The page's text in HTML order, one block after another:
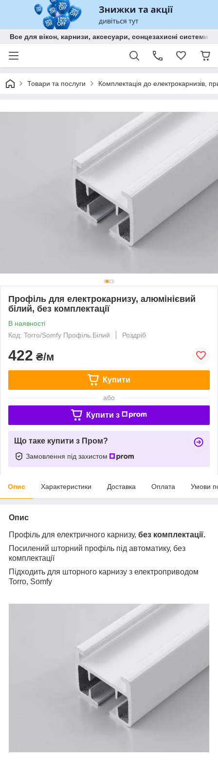
Все для вікон, карнизи, аксесуари, сонцезахисні
Товари та послуги Комплектація до електрокарнизів,
Профіль для електрокарнизу, алюмінієвий
білий, без комплектації
В наявності
Код: Torro/Somfy Профіль.Білий
Роздріб
422 ₴/м
Купити
або
Купити з
Що таке купити з Пром?
Замовлення під захистом
Опис Характеристики Доставка Оплата Умови
Опис
Профіль для електричного карнизу, без комплектації.
Посилений шторний профіль під автоматику, без
комплектації
Підходить для шторного карнизу з електроприводом
Torro, Somfy